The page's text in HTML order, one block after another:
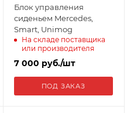
Блок управления
сиденьем Mercedes,
Smart, Unimog
На складе поставщика
или производителя
7 000 руб./шт
ПОД ЗАКАЗ